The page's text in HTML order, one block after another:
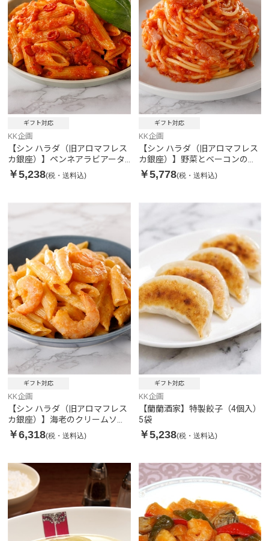
ギフト対応
KK企画
【シン ハラダ（旧アロマフレス
カ銀座）】ペンネアラビアータ
（ハーフ） 5袋
￥5,238(税・送料込)
ギフト対応
KK企画
【シン ハラダ（旧アロマフレス
カ銀座）】野菜とベーコンのナ
ポレターナ（ハーフ） 5袋
￥5,778(税・送料込)
ギフト対応
KK企画
【シン ハラダ（旧アロマフレス
カ銀座）】海老のクリームソー
スペンネ（ハーフ） 5袋
￥6,318(税・送料込)
ギフト対応
KK企画
【蘭蘭酒家】特製餃子（4個入）
5袋
￥5,238(税・送料込)